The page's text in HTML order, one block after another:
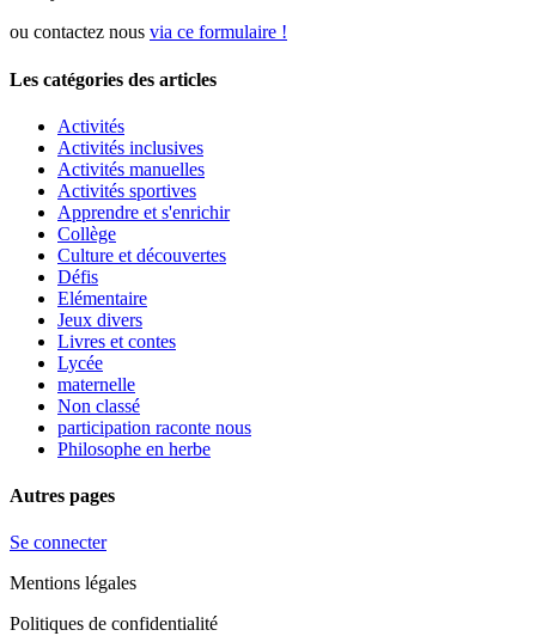
ou contactez nous via ce formulaire !
Les catégories des articles
Activités
Activités inclusives
Activités manuelles
Activités sportives
Apprendre et s'enrichir
Collège
Culture et découvertes
Défis
Elémentaire
Jeux divers
Livres et contes
Lycée
maternelle
Non classé
participation raconte nous
Philosophe en herbe
Autres pages
Se connecter
Mentions légales
Politiques de confidentialité